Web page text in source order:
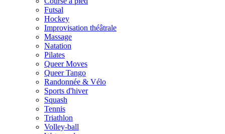
Futsal
Hockey
Improvisation théâtrale
Massage
Natation
Pilates
Queer Moves
Queer Tango
Randonnée & Vélo
Sports d'hiver
Squash
Tennis
Triathlon
Volley-ball